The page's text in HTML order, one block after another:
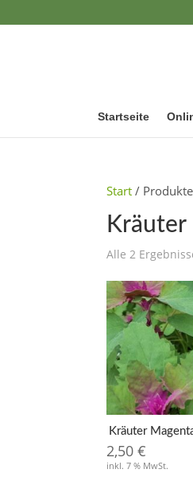
Startseite
Start /
Kräuter
Alle 2
Kräuter
2,50€
inkl. 7 % MwSt.